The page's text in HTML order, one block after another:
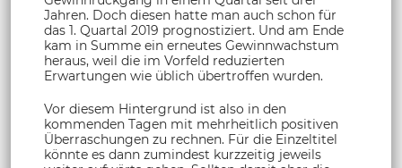
Jahren. Doch diesen hatte man auch schon für
das 1. Quartal 2019 prognostiziert. Und am Ende
kam in Summe ein erneutes Gewinnwachstum
heraus, weil die im Vorfeld reduzierten
Erwartungen wie üblich übertroffen wurden.
Vor diesem Hintergrund ist also in den
kommenden Tagen mit mehrheitlich positiven
Überraschungen zu rechnen. Für die Einzeltitel
könnte es dann zumindest kurzzeitig jeweils